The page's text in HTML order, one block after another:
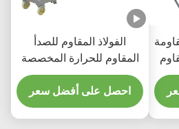
الفولاذ المقاوم للصدأ
المقاوم للحرارة المخصصة
المسمار المزلق المغذية
المرنة ناقل المسمار
احصل على أفضل سعر